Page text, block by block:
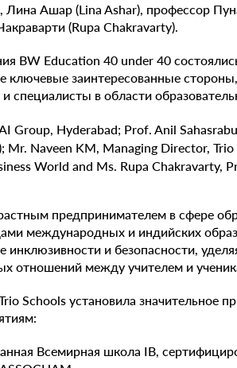
Лина Ашар (Lina Ashar), профессор
(Rupa Chakravarty).
BW Education 40 under 40
ключевые заинтересованные
специалисты в области
предпринимателем в сфере
международных и индийских
и безопасности,
отношений между учителем и
Schools установила значительное
Всемирная школа IB,